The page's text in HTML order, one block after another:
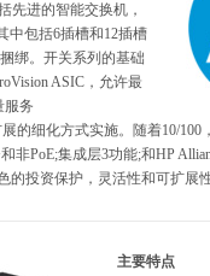
先进的智能交换机，
中包括6插槽和12插槽
绑。开关系列的基础
ASIC，允许最
服务
展的细化方式实施。随着10/
非PoE;集成层3功能;和HP
的投资保护，灵活性和可扩展
主要特点